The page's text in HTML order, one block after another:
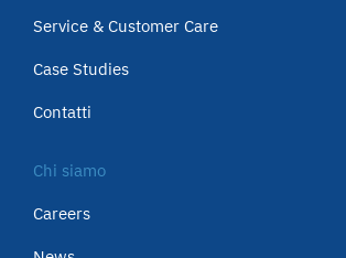
Service & Customer Care
Case Studies
Contatti
Chi siamo
Careers